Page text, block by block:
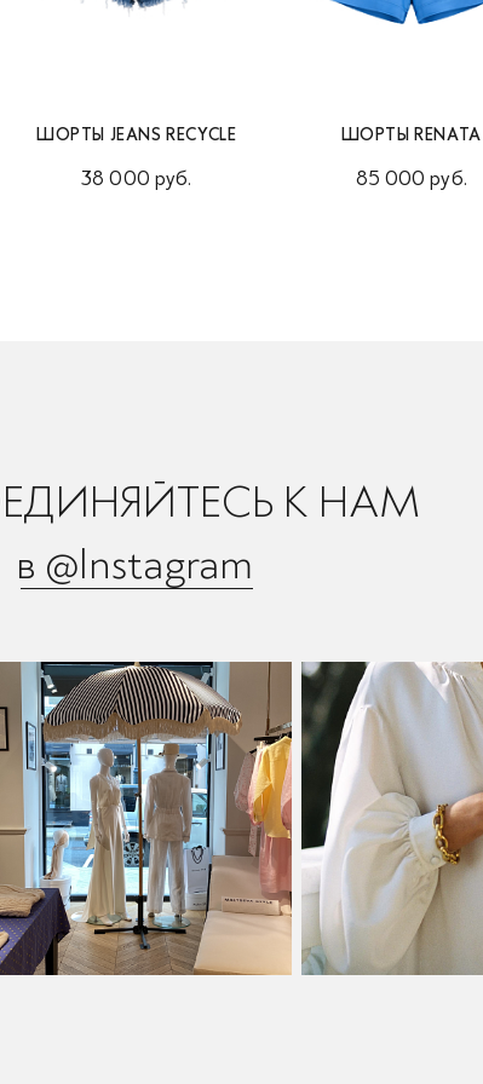
ШОРТЫ JEANS RECYCLE
38 000 руб.
ШОРТЫ RENATA
85 000 руб.
К НАМ
в @Instagram